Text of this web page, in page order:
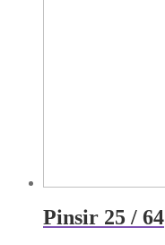
Pinsir 25 / 64